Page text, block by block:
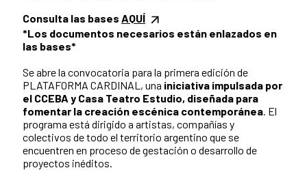
Consulta las bases AQUÍ
*Los documentos necesarios están enlazados en
las bases*
Se abre la convocatoria para la primera edición de
PLATAFORMA CARDINAL, una iniciativa impulsada por
el CCEBA y Casa Teatro Estudio, diseñada para
fomentar la creación escénica contemporánea. El
programa está dirigido a artistas, compañías y
colectivos de todo el territorio argentino que se
encuentren en proceso de gestación o desarrollo de
proyectos inéditos.